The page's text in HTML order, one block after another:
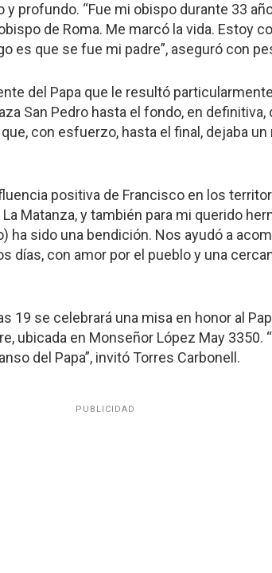
profundo. “Fue mi obispo durante 33
de Roma. Me marcó la vida. Estoy
es que se fue mi padre”, aseguró con
del Papa que le resultó
San Pedro hasta el fondo, en
con esfuerzo, hasta el final, dejaba
positiva de Francisco en los
Matanza, y también para mi querido
ha sido una bendición. Nos ayudó a
días, con amor por el pueblo y una
19 se celebrará una misa en honor al
ubicada en Monseñor López May 3350.
del Papa”, invitó Torres Carbonell.
PUBLICIDAD